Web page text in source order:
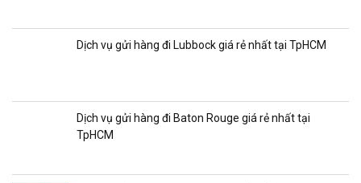
Dịch vụ gửi hàng đi Lubbock giá rẻ nhất tại TpHCM
Dịch vụ gửi hàng đi Baton Rouge giá rẻ nhất tại
TpHCM